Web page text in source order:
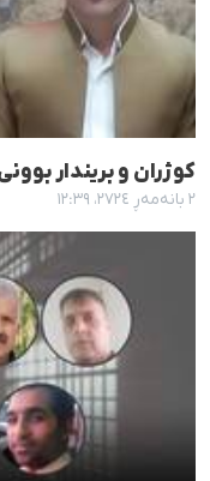
کوژران و بریندار
٢ بانەمەڕ ٢٧٢٤، ١٢:٣٩